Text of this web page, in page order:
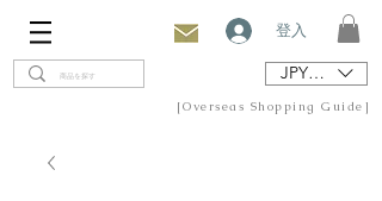
登入
JPY (¥)
[Overseas Shopping Guide]